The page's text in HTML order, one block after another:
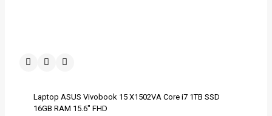
Laptop ASUS Vivobook 15 X1502VA Core i7 1TB SSD
16GB RAM 15.6″ FHD